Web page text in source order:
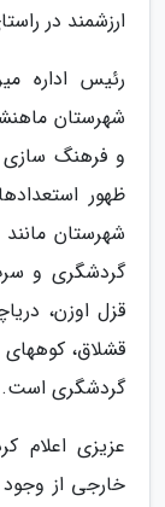
ارزشمند در
رئیس اداره
شهرستان
و فرهنگ سازی
ظهور
شهرستان
گردشگری و سرب
قزل اوزن،
قشلاق،
گردشگری است.
عزیزی اعلام
خارجی از